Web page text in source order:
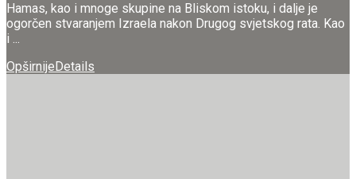
Hamas, kao i mnoge skupine na Bliskom istoku, i dalje je
ogorčen stvaranjem Izraela nakon Drugog svjetskog rata. Kao
i ...
Opširnije Details